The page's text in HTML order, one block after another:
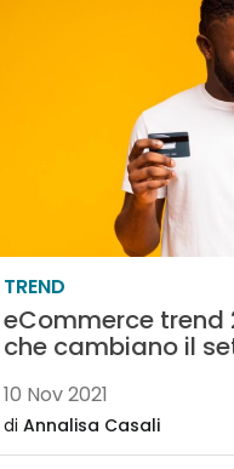
TREND
eCommerce trend
che cambiano il
10 Nov 2021
di Annalisa Casali